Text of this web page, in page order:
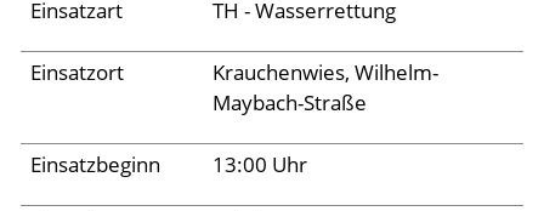
Einsätze
Aktuelles
Einsatzart
TH - Wasserrettung
Einsatzort
Krauchenwies, Wilhelm-
Maybach-Straße
Einsatzbeginn 13:00 Uhr